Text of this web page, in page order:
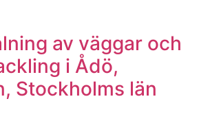
av väggar och
i Ådö,
Stockholms län